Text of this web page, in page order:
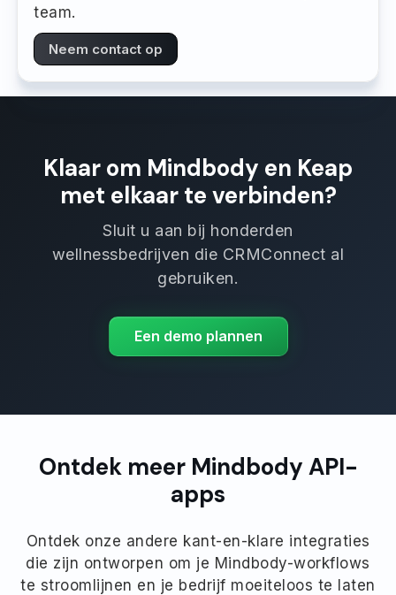
team.
Neem contact op
Klaar om Mindbody en Keap
met elkaar te verbinden?
Sluit u aan bij honderden
wellnessbedrijven die CRMConnect al
gebruiken.
Een demo plannen
Ontdek meer Mindbody API-
apps
Ontdek onze andere kant-en-klare integraties
die zijn ontworpen om je Mindbody-workflows
te stroomlijnen en je bedrijf moeiteloos te laten